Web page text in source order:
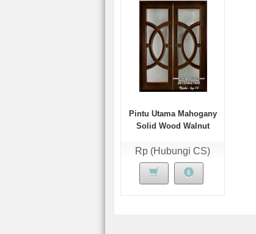
Pintu Utama Mahogany
Solid Wood Walnut
Rp (Hubungi CS)